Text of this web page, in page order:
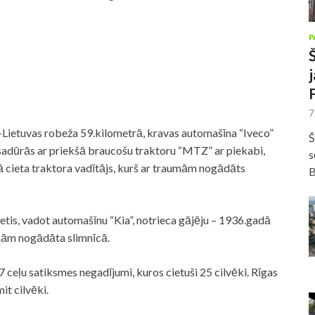
robeža 59.kilometrā, kravas automašīna “Iveco”
ar priekšā braucošu traktoru “MTZ” ar piekabi,
traktora vadītājs, kurš ar traumām nogādāts
vadot automašīnu “Kia”, notrieca gājēju – 1936.gadā
nogādāta slimnīcā.
satiksmes negadījumi, kuros cietuši 25 cilvēki. Rīgas
cilvēki.